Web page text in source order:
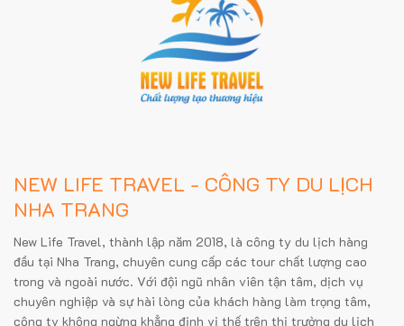
NEW LIFE TRAVEL - CÔNG TY DU LỊCH
NHA TRANG
New Life Travel, thành lập năm 2018, là công ty du lịch hàng
đầu tại Nha Trang, chuyên cung cấp các tour chất lượng cao
trong và ngoài nước. Với đội ngũ nhân viên tận tâm, dịch vụ
chuyên nghiệp và sự hài lòng của khách hàng làm trọng tâm,
công ty không ngừng khẳng định vị thế trên thị trường du lịch